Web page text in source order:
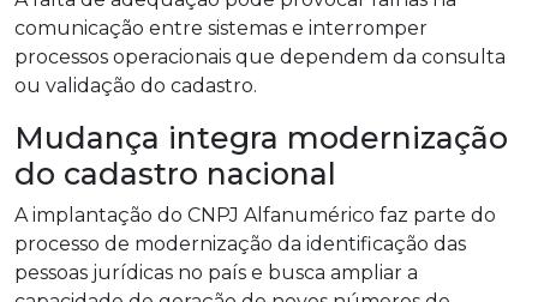
comunicação entre sistemas e interromper
processos operacionais que dependem da consulta
ou validação do cadastro.
Mudança integra modernização
do cadastro nacional
A implantação do CNPJ Alfanumérico faz parte do
processo de modernização da identificação das
pessoas jurídicas no país e busca ampliar a